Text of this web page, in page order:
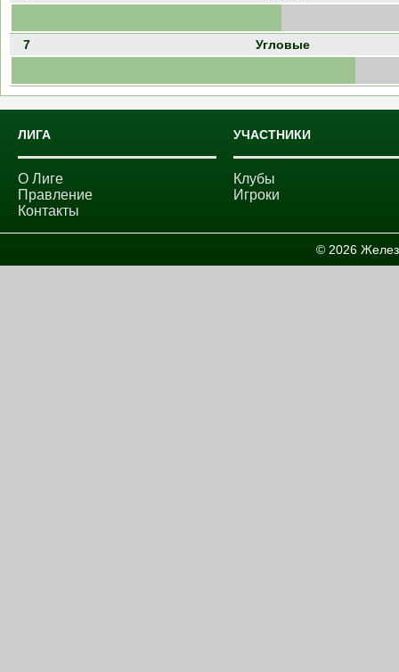
7 Угловые
ЛИГА
О Лиге
Правление
Контакты
УЧАСТНИКИ
Клубы
Игроки
© 2026